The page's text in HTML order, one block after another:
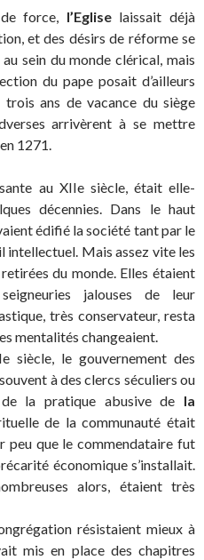
force, l’Egliselaissait déjà
et des désirs de réforme se
sein du monde clérical, mais
du pape posait d’ailleurs
trois ans de vacance du siège
arrivèrent à se mettre
1271.
au XIIe siècle, était elle-
décennies. Dans le haut
édifié la société tant par le
intellectuel. Mais assez vite les
du monde. Elles étaient
jalouses de leur
très conservateur, resta
mentalités changeaient.
siècle, le gouvernement des
à des clercs séculiers ou
la pratique abusive de la
de la communauté était
peu que le commendataire fut
économique s’installait.
alors, étaient très
résistaient mieux à
mis en place des chapitres